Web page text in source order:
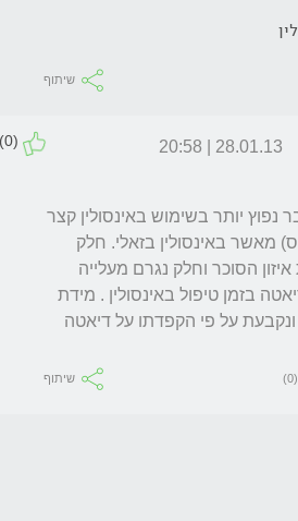
שיתוף
28.01.13 | 20:58
(0)
(0) שיתוף